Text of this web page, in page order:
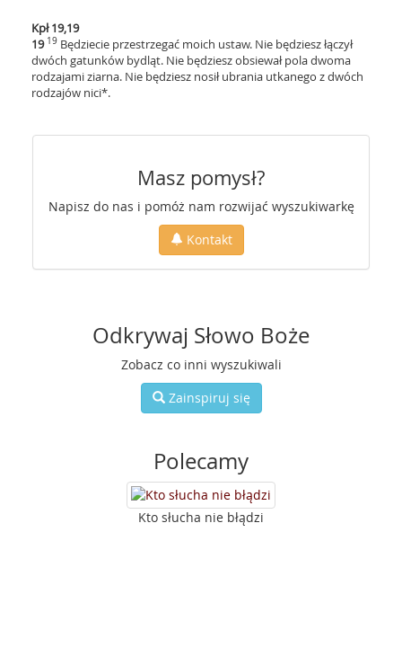
Kpł 19,19
1919 Będziecie przestrzegać moich ustaw. Nie będziesz łączył
dwóch gatunków bydląt. Nie będziesz obsiewał pola dwoma
rodzajami ziarna. Nie będziesz nosił ubrania utkanego z dwóch
rodzajów nici*.
Masz pomysł?
Napisz do nas i pomóż nam rozwijać wyszukiwarkę
Kontakt
Odkrywaj Słowo Boże
Zobacz co inni wyszukiwali
Zainspiruj się
Polecamy
Kto słucha nie błądzi